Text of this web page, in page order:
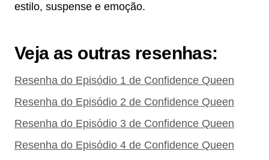
estilo, suspense e emoção.
Veja as outras resenhas:
Resenha do Episódio 1 de Confidence Queen
Resenha do Episódio 2 de Confidence Queen
Resenha do Episódio 3 de Confidence Queen
Resenha do Episódio 4 de Confidence Queen